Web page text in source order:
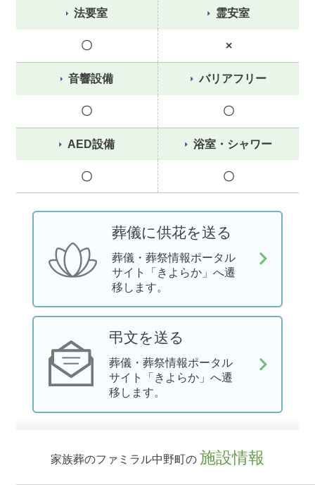
法要室
〇
霊安室
×
音響設備
〇
バリアフリー
〇
AED設備
〇
浴室・シャワー
〇
葬儀に供花を送る
葬儀・葬祭情報ポータル
サイト「きよらか」へ遷
移します。
弔文を送る
葬儀・葬祭情報ポータル
サイト「きよらか」へ遷
移します。
家族葬のファミラル中野町の 施設情報